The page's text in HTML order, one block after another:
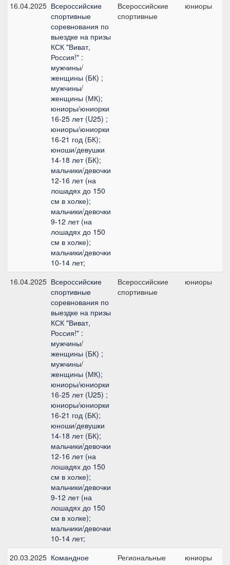
16.04.2025 Всероссийские
спортивные
соревнования по
выездке на призы
КСК "Виват,
Россия!" :
мужчины/
женщины (БК) ;
мужчины/
женщины (МК);
юниоры/юниорки
16-25 лет (U25) ;
юниоры/юниорки
16-21 год (БК);
юноши/девушки
14-18 лет (БК);
мальчики/девочки
12-16 лет (на
лошадях до 150
см в холке);
мальчики/девочки
9-12 лет (на
лошадях до 150
см в холке);
мальчики/девочки
10-14 лет;
Всероссийские
спортивные
юниоры
16.04.2025 Всероссийские
спортивные
соревнования по
выездке на призы
КСК "Виват,
Россия!" :
мужчины/
женщины (БК) ;
мужчины/
женщины (МК);
юниоры/юниорки
16-25 лет (U25) ;
юниоры/юниорки
16-21 год (БК);
юноши/девушки
14-18 лет (БК);
мальчики/девочки
12-16 лет (на
лошадях до 150
см в холке);
мальчики/девочки
9-12 лет (на
лошадях до 150
см в холке);
мальчики/девочки
10-14 лет;
Всероссийские
спортивные
юниоры
20.03.2025 Командное
Региональные
юниоры